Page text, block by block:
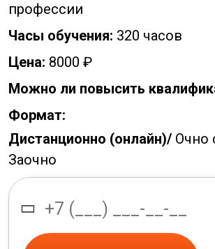
профессии
Часы обучения: 320 часов
Цена: 8000 ₽
Можно ли повысить
Формат:
Дистанционно (онлайн)/ Очно
Заочно